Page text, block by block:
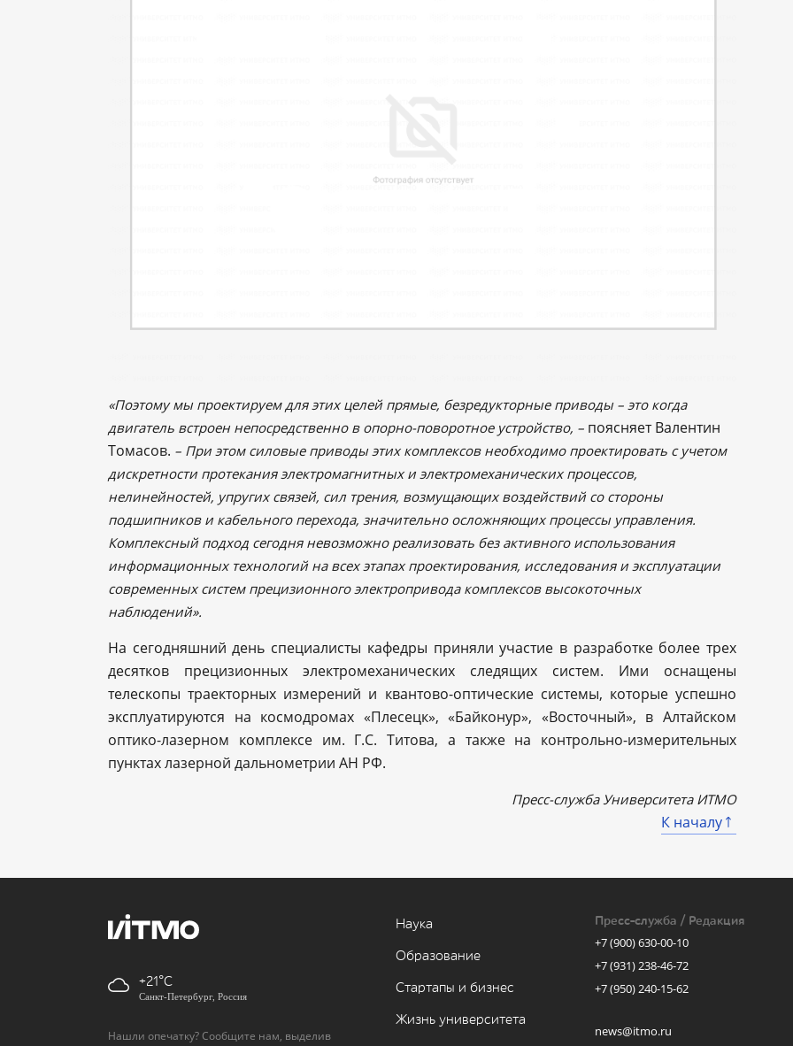
«Поэтому мы проектируем для этих целей прямые, безредукторные приводы – это когда
двигатель встроен непосредственно в опорно-поворотное устройство, – поясняет Валентин
Томасов. – При этом силовые приводы этих комплексов необходимо проектировать с учетом
дискретности протекания электромагнитных и электромеханических процессов,
нелинейностей, упругих связей, сил трения, возмущающих воздействий со стороны
подшипников и кабельного перехода, значительно осложняющих процессы управления.
Комплексный подход сегодня невозможно реализовать без активного использования
информационных технологий на всех этапах проектирования, исследования и эксплуатации
современных систем прецизионного электропривода комплексов высокоточных
наблюдений».
На сегодняшний день специалисты кафедры приняли участие в разработке более трех
десятков прецизионных электромеханических следящих систем. Ими оснащены
телескопы траекторных измерений и квантово-оптические системы, которые успешно
эксплуатируются на космодромах «Плесецк», «Байконур», «Восточный», в Алтайском
оптико-лазерном комплексе им. Г.С. Титова, а также на контрольно-измерительных
пунктах лазерной дальнометрии АН РФ.
Пресс-служба Университета ИТМО
К началу
+21
Санкт-Петербург, Россия
Нашли опечатку? Сообщите нам, выделив
Наука
Образование
Стартапы и бизнес
Жизнь университета
Пресс-служба / Редакция
+7 (900) 630-00-10
+7 (931) 238-46-72
+7 (950) 240-15-62
news@itmo.ru